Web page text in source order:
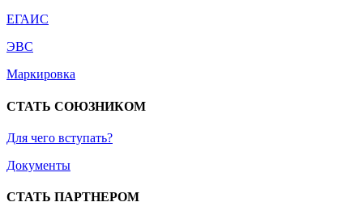
ЕГАИС
ЭВС
Маркировка
СТАТЬ СОЮЗНИКОМ
Для чего вступать?
Документы
СТАТЬ ПАРТНЕРОМ